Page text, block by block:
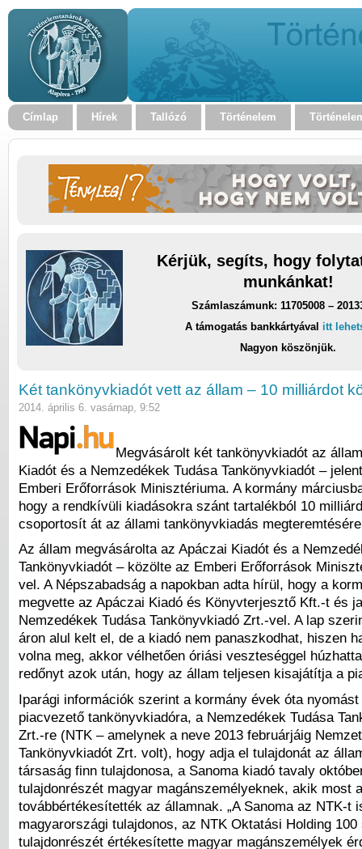
Címlap Hírek Tallózó Történelem
Kérjük, segíts, hogy
munkánkat!
Számlaszámunk: 11705008 –
A támogatás bankkártyával itt
Nagyon köszönjük.
Két tankönyvkiadót vett az állam – 10 milliárdot
2014. április 6. vasárnap, 9:52
Megvásárolt két tankönyvkiadót az
Kiadót és a Nemzedékek Tudása Tankönyvkiadót –
Emberi Erőforrások Minisztériuma. A kormány
hogy a rendkívüli kiadásokra szánt tartalékból 10
csoportosít át az állami tankönyvkiadás
Az állam megvásárolta az Apáczai Kiadót és a
Tankönyvkiadót – közölte az Emberi Erőforrások
vel. A Népszabadság a napokban adta hírül, hogy a
megvette az Apáczai Kiadó és Könyvterjesztő Kft.-t és
Nemzedékek Tudása Tankönyvkiadó Zrt.-vel. A lap
áron alul kelt el, de a kiadó nem panaszkodhat, hiszen
volna meg, akkor vélhetően óriási veszteséggel
redőnyt azok után, hogy az állam teljesen kisajátítja a
Iparági információk szerint a kormány évek óta
piacvezető tankönyvkiadóra, a Nemzedékek Tudása
Zrt.-re (NTK – amelynek a neve 2013 februárjáig
Tankönyvkiadót Zrt. volt), hogy adja el tulajdonát az
társaság finn tulajdonosa, a Sanoma kiadó tavaly
tulajdonrészét magyar magánszemélyeknek, akik most
továbbértékesítették az államnak. „A Sanoma az NTK-t
magyarországi tulajdonos, az NTK Oktatási Holding
tulajdonrészét értékesítette magyar magánszemélyek